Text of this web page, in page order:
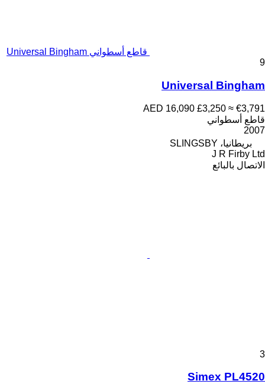
قاطع أسطواني Universal Bingham
9
Universal Bingham
AED 16,090 £3,250 ≈ €3,791
قاطع أسطواني
2007
بريطانيا، SLINGSBY
J R Firby Ltd
الاتصال بالبائع
3
Simex PL4520